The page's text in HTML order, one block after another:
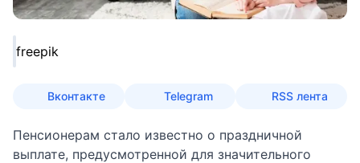
freepik
Вконтакте Telegram RSS лента
Пенсионерам стало известно о праздничной
выплате, предусмотренной для значительного